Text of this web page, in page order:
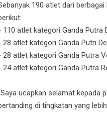
190 atlet dari
110 atlet kategori Ganda Putra
28 atlet kategori Ganda Putri
28 atlet kategori Ganda Putra
24 atlet kategori Ganda Putra
ucapkan selamat kepada
di tingkatan yang